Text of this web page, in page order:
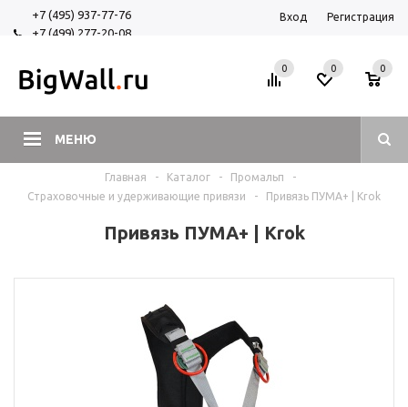
+7 (495) 937-77-76
+7 (499) 277-20-08
Вход Регистрация
МЕНЮ
0 0
0
Главная - Каталог - Промальп
-
Страховочные и удерживающие привязи
- Привязь ПУМА+ | Krok
Привязь ПУМА+ | Krok